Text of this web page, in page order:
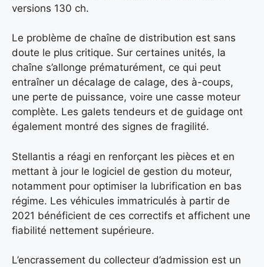
versions 130 ch.
Le problème de chaîne de distribution est sans
doute le plus critique. Sur certaines unités, la
chaîne s’allonge prématurément, ce qui peut
entraîner un décalage de calage, des à-coups,
une perte de puissance, voire une casse moteur
complète. Les galets tendeurs et de guidage ont
également montré des signes de fragilité.
Stellantis a réagi en renforçant les pièces et en
mettant à jour le logiciel de gestion du moteur,
notamment pour optimiser la lubrification en bas
régime. Les véhicules immatriculés à partir de
2021 bénéficient de ces correctifs et affichent une
fiabilité nettement supérieure.
L’encrassement du collecteur d’admission est un